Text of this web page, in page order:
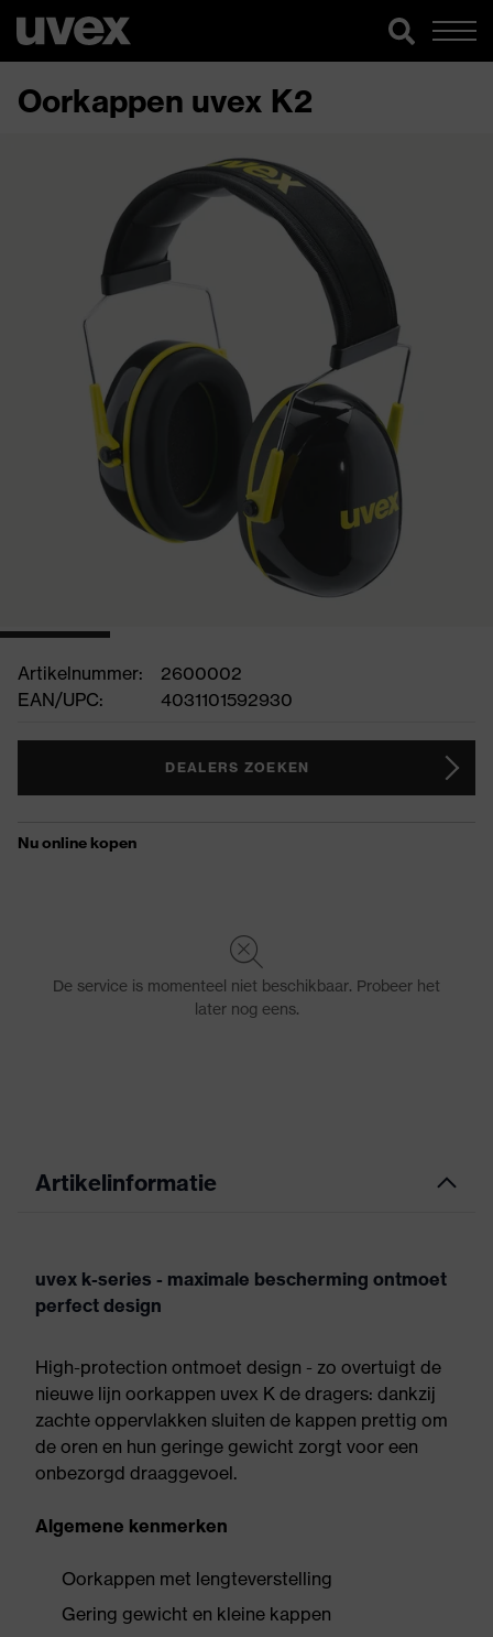
Oorkappen uvex K2
Artikelnummer:
2600002
EAN/UPC:
4031101592930
DEALERS ZOEKEN
Artikelinformatie
uvex k-series - maximale bescherming ontmoet
perfect design
High-protection ontmoet design - zo overtuigt de
nieuwe lijn oorkappen uvex K de dragers: dankzij
zachte oppervlakken sluiten de kappen prettig om
de oren en hun geringe gewicht zorgt voor een
onbezorgd draaggevoel.
Algemene kenmerken
Oorkappen met lengteverstelling
Gering gewicht en kleine kappen